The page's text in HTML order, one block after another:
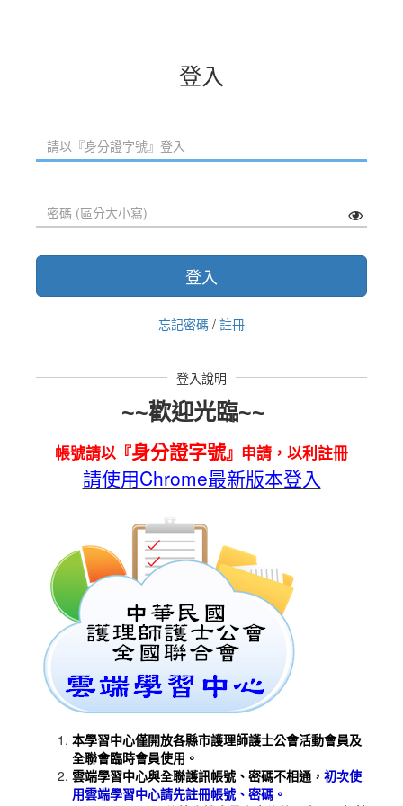
登入
登入
忘記密碼 / 註冊
登入說明
~~歡迎光臨~~
帳號請以『身分證字號』申請，以利註冊
請使用Chrome最新版本登入
本學習中心僅開放各縣市護理師護士公會活動會員及
全聯會臨時會員使用。
雲端學習中心與全聯護訊帳號、密碼不相通， 初次使
用雲端學習中心請先註冊帳號、密碼。